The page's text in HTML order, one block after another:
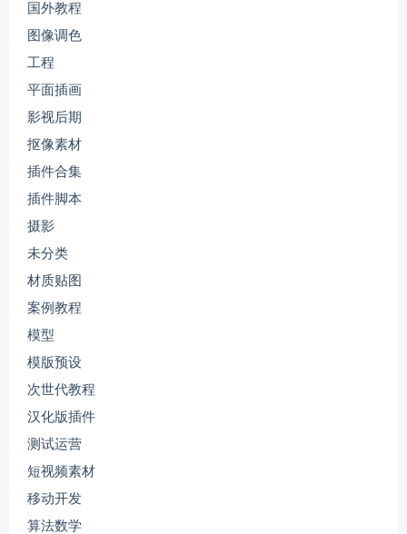
国外教程
图像调色
工程
平面插画
影视后期
抠像素材
插件合集
插件脚本
摄影
未分类
材质贴图
案例教程
模型
模版预设
次世代教程
汉化版插件
测试运营
短视频素材
移动开发
算法数学